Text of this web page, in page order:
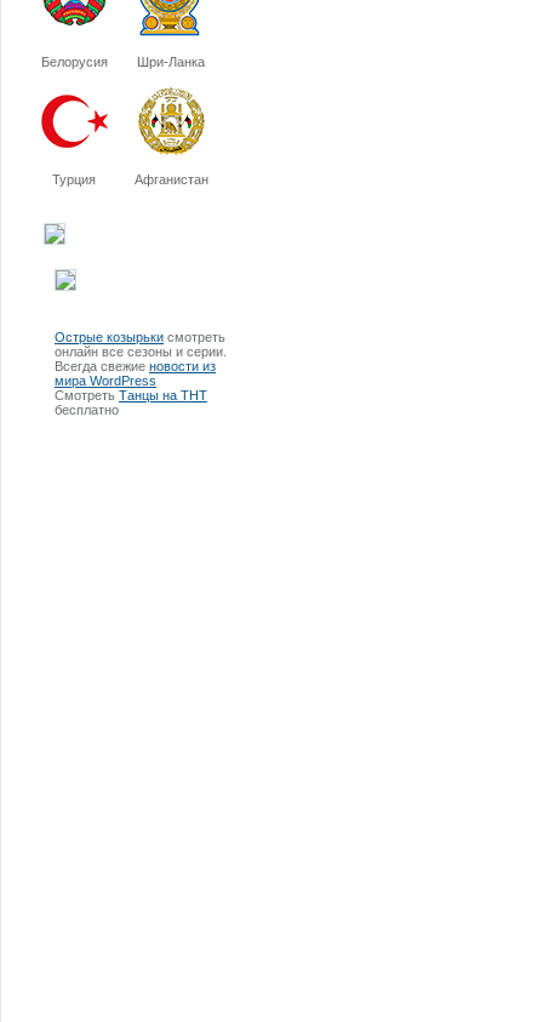
Белорусия Шри-Ланка
Турция Афганистан
Острые козырьки смотреть
онлайн все сезоны и серии.
Всегда свежие новости из
мира WordPress
Смотреть Танцы на ТНТ
бесплатно